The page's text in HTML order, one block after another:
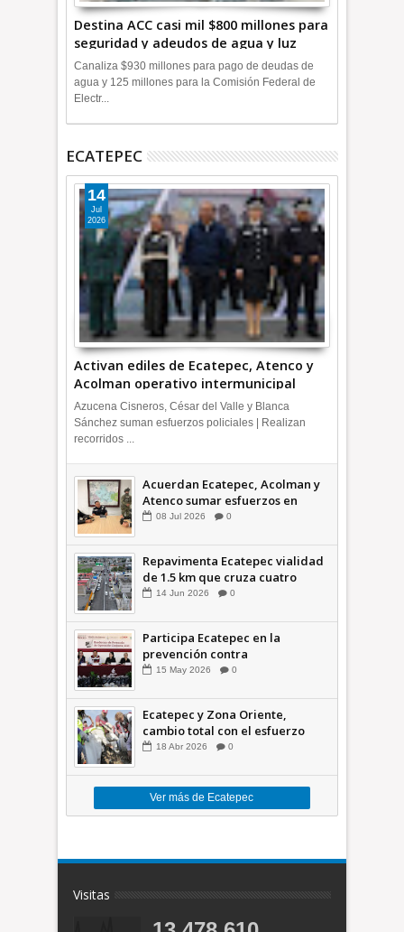
Destina ACC casi mil $800 millones para
seguridad y adeudos de agua y luz
+Video
Canaliza $930 millones para pago de deudas de
agua y 125 millones para la Comisión Federal de
Electr...
ECATEPEC
Activan ediles de Ecatepec, Atenco y
Acolman operativo intermunicipal
14
Jul
2026
Azucena Cisneros, César del Valle y Blanca
Sánchez suman esfuerzos policiales | Realizan
recorridos ...
Acuerdan Ecatepec, Acolman y
Atenco sumar esfuerzos en
seguridad
08 Jul 2026 0
Repavimenta Ecatepec vialidad
de 1.5 km que cruza cuatro
comunidades +Video
14 Jun 2026 0
Participa Ecatepec en la
prevención contra
inundaciones en el Valle de
15 May 2026 0
Ecatepec y Zona Oriente,
cambio total con el esfuerzo
conjunto: Azucena; retiran 21
18 Abr 2026 0
Ver más de Ecatepec
Visitas